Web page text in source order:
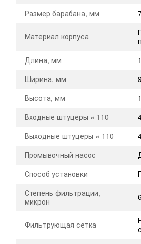
Размер барабана, мм
Материал корпуса
Длина, мм
Ширина, мм
Высота, мм
Входные штуцеры ⌀ 110
Выходные штуцеры ⌀ 110
Промывочный насос
Способ установки
Степень фильтрации,
микрон
Фильтрующая сетка